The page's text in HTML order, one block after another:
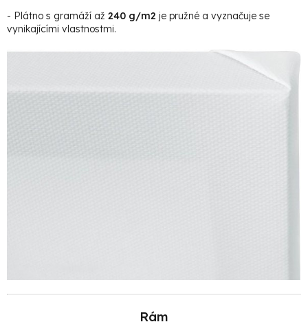
- Plátno s gramáží až 240 g/m2 je pružné a vyznačuje se
vynikajícími vlastnostmi.
Rám